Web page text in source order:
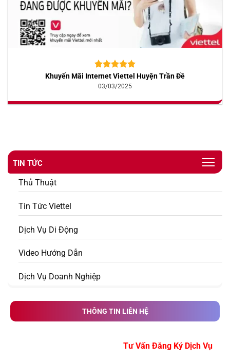
TIN TỨC
Thủ Thuật
Tin Tức Viettel
Dịch Vụ Di Động
Video Hướng Dẫn
Dịch Vụ Doanh Nghiệp
THÔNG TIN LIÊN HỆ
Tư Vấn Đăng Ký Dịch
5.00trên 5
dựa trên
10
Khuyến Mãi Internet Viettel Huyện Trần Đề
03/03/2025